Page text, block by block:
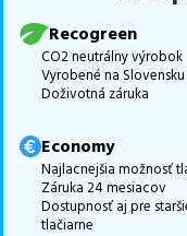
Vieme, že pri nákupe
sa snažímepravidelne
dispozícii na odoslanie.
Ak si pri výbere nie ste
najvhodnejšie, alebo
nás kedykoľvek obrátiť
Recogreen
CO2 neutrálny výrobok
Vyrobené na Slovensku
Doživotná záruka
Economy
Najlacnejšia možnosť
Záruka 24 mesiacov
Dostupnosť aj pre
tlačiarne